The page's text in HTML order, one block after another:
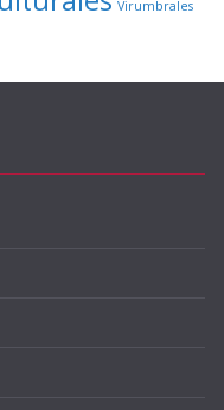
Virumbrales